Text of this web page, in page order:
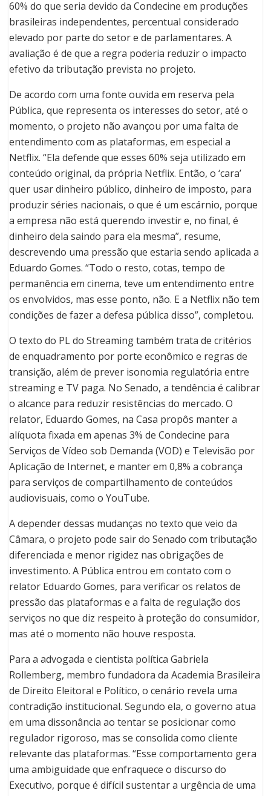
60% do que seria devido da Condecine em produções
brasileiras independentes, percentual considerado
elevado por parte do setor e de parlamentares. A
avaliação é de que a regra poderia reduzir o impacto
efetivo da tributação prevista no projeto.
De acordo com uma fonte ouvida em reserva pela
Pública, que representa os interesses do setor, até o
momento, o projeto não avançou por uma falta de
entendimento com as plataformas, em especial a
Netflix. “Ela defende que esses 60% seja utilizado em
conteúdo original, da própria Netflix. Então, o ‘cara’
quer usar dinheiro público, dinheiro de imposto, para
produzir séries nacionais, o que é um escárnio, porque
a empresa não está querendo investir e, no final, é
dinheiro dela saindo para ela mesma”, resume,
descrevendo uma pressão que estaria sendo aplicada a
Eduardo Gomes. “Todo o resto, cotas, tempo de
permanência em cinema, teve um entendimento entre
os envolvidos, mas esse ponto, não. E a Netflix não tem
condições de fazer a defesa pública disso”, completou.
O texto do PL do Streaming também trata de critérios
de enquadramento por porte econômico e regras de
transição, além de prever isonomia regulatória entre
streaming e TV paga. No Senado, a tendência é calibrar
o alcance para reduzir resistências do mercado. O
relator, Eduardo Gomes, na Casa propôs manter a
alíquota fixada em apenas 3% de Condecine para
Serviços de Vídeo sob Demanda (VOD) e Televisão por
Aplicação de Internet, e manter em 0,8% a cobrança
para serviços de compartilhamento de conteúdos
audiovisuais, como o YouTube.
A depender dessas mudanças no texto que veio da
Câmara, o projeto pode sair do Senado com tributação
diferenciada e menor rigidez nas obrigações de
investimento. A Pública entrou em contato com o
relator Eduardo Gomes, para verificar os relatos de
pressão das plataformas e a falta de regulação dos
serviços no que diz respeito à proteção do consumidor,
mas até o momento não houve resposta.
Para a advogada e cientista política Gabriela
Rollemberg, membro fundadora da Academia Brasileira
de Direito Eleitoral e Político, o cenário revela uma
contradição institucional. Segundo ela, o governo atua
em uma dissonância ao tentar se posicionar como
regulador rigoroso, mas se consolida como cliente
relevante das plataformas. “Esse comportamento gera
uma ambiguidade que enfraquece o discurso do
Executivo, porque é difícil sustentar a urgência de uma